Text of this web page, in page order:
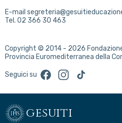
E-mail
Tel. 02 366 30 463
Copyright © 2014 - 2026
Provincia Euromediterranea della
Seguici su FacebookInstagram
TikTok
gesuiti